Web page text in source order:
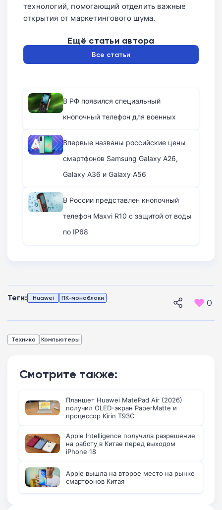
технологий, помогающий отделить важные
открытия от маркетингового шума.
Ещё статьи автора
Все статьи
В РФ появился специальный
кнопочный телефон для военных
Впервые названы российские цены
смартфонов Samsung Galaxy A26,
Galaxy A36 и Galaxy A56
В России представлен кнопочный
телефон Maxvi R10 с защитой от воды
по IP68
Теги: Huawei ПК-моноблоки 0
Техника Компьютеры
Смотрите также:
Планшет Huawei MatePad Air (2026)
получил OLED-экран PaperMatte и
процессор Kirin T93C
Apple Intelligence получила разрешение
на работу в Китае перед выходом
iPhone 18
Apple вышла на второе место на рынке
смартфонов Китая